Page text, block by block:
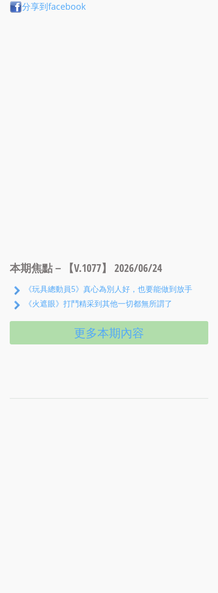
分享到facebook
本期焦點－【V.1077】 2026/06/24
《玩具總動員5》真心為別人好，也要能做到放手
《火遮眼》打鬥精采到其他一切都無所謂了
更多本期內容